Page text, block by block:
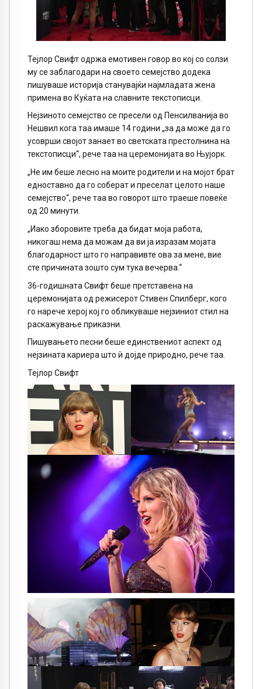
Тејлор Свифт одржа емотивен говор во кој со солзи
му се заблагодари на своето семејство додека
пишуваше историја станувајќи најмладата жена
примена во Куќата на славните текстописци.
Нејзиното семејство се пресели од Пенсилванија во
Нешвил кога таа имаше 14 години „за да може да го
усоврши својот занает во светската престолнина на
текстописци“, рече таа на церемонијата во Њујорк.
„Не им беше лесно на моите родители и на мојот брат
едноставно да го соберат и преселат целото наше
семејство“, рече таа во говорот што траеше повеќе
од 20 минути.
„Иако зборовите треба да бидат моја работа,
никогаш нема да можам да ви ја изразам мојата
благодарност што го направивте ова за мене, вие
сте причината зошто сум тука вечерва.“
36-годишната Свифт беше претставена на
церемонијата од режисерот Стивен Спилберг, кого
го нарече херој кој го обликуваше нејзиниот стил на
раскажување приказни.
Пишувањето песни беше единствениот аспект од
нејзината кариера што ѝ дојде природно, рече таа.
Тејлор Свифт